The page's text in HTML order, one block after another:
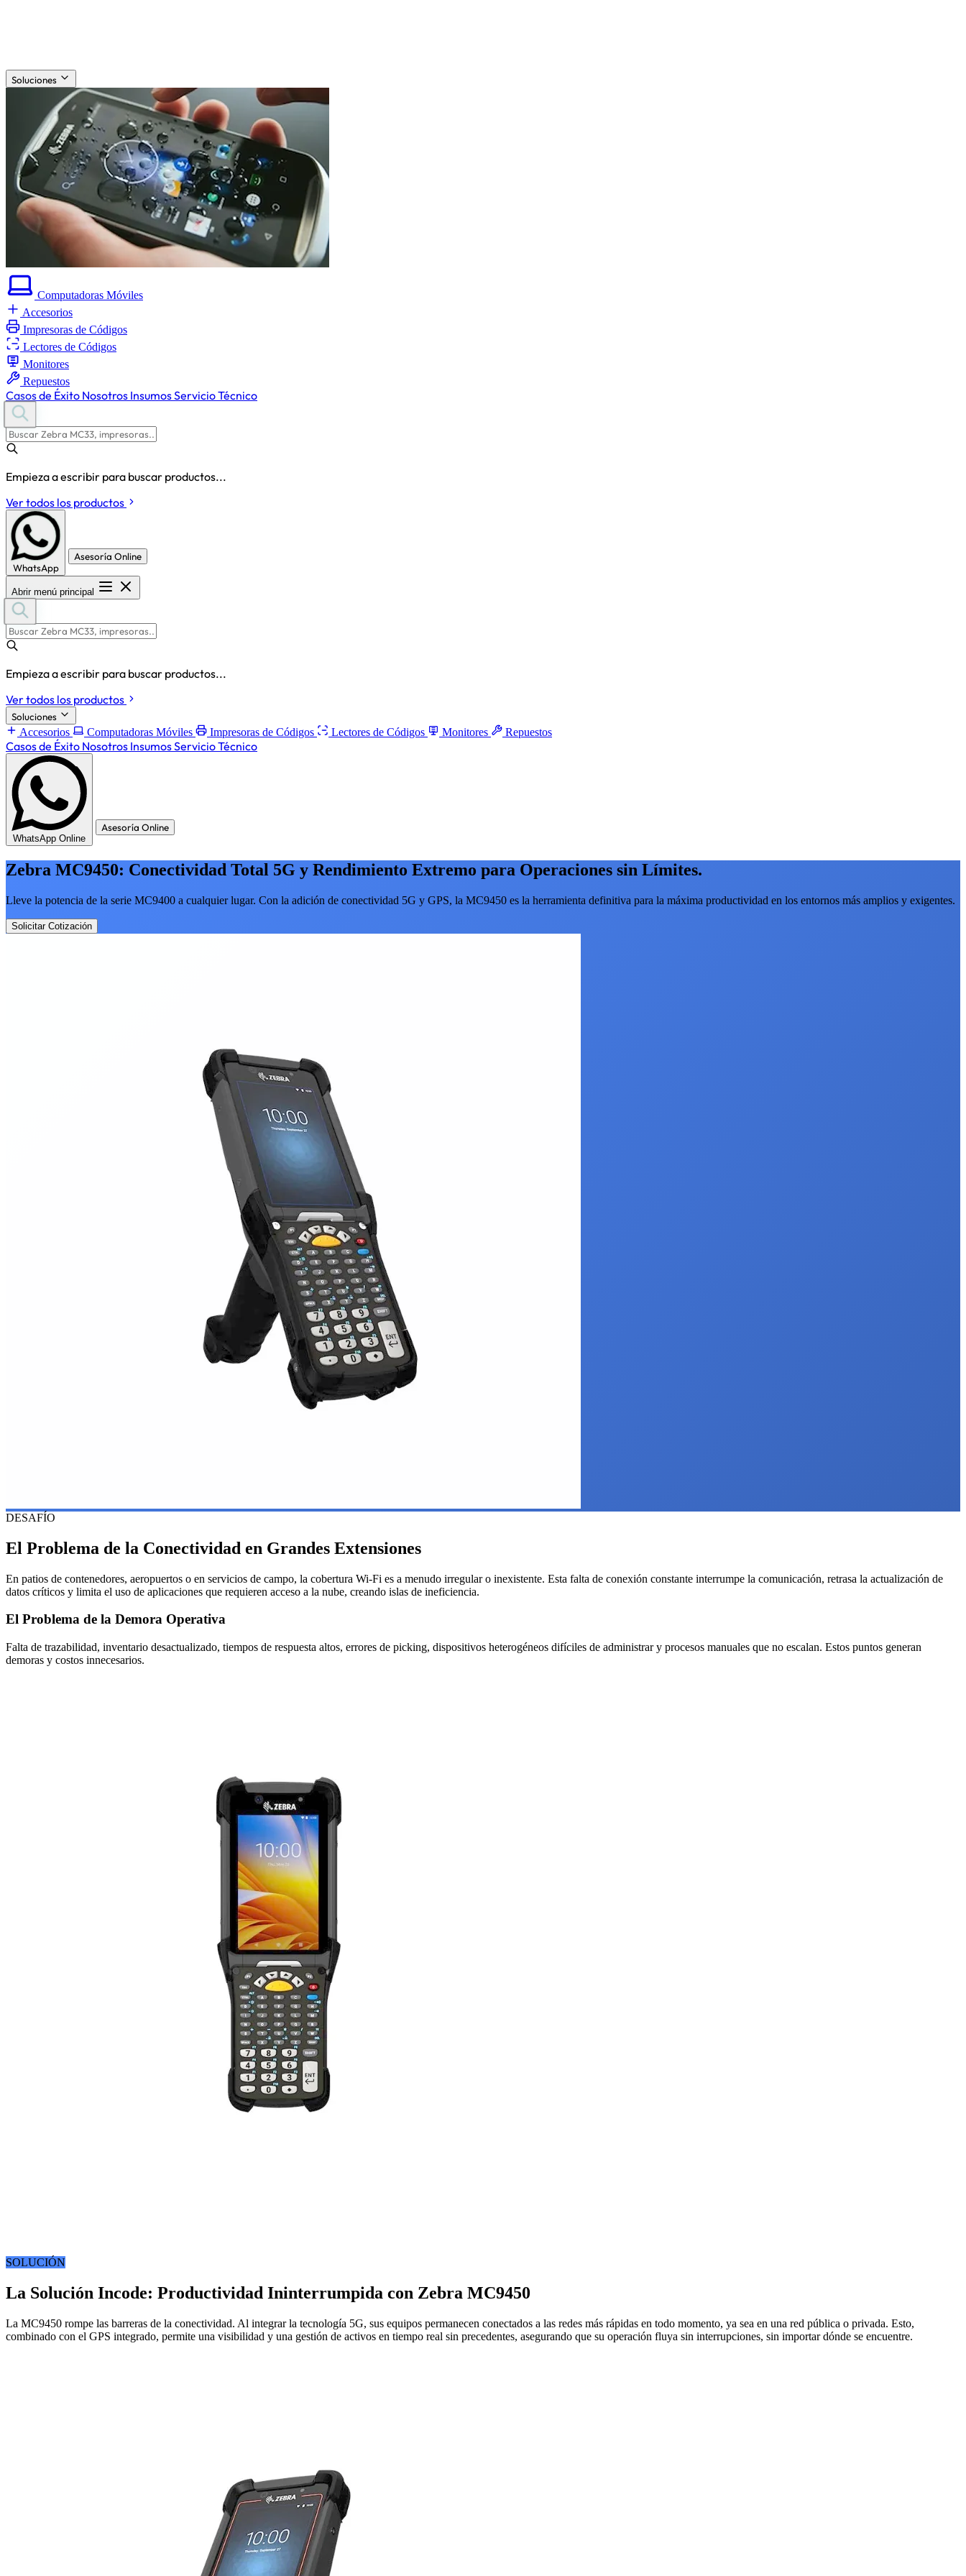
Soluciones
Computadoras Móviles
Accesorios
Impresoras de Códigos
Lectores de Códigos
Monitores
Repuestos
Casos de Éxito Nosotros InsumosServicio Técnico
Empieza a escribir para buscar productos...
Ver todos los productos
WhatsApp
Asesoría Online
Abrir menú principal
Empieza a escribir para buscar productos...
Ver todos los productos
Soluciones
Accesorios Computadoras Móviles Impresoras de Códigos Lectores de Códigos Monitores Repuestos
Casos de Éxito Nosotros InsumosServicio Técnico
WhatsApp Online
Asesoría Online
Zebra MC9450: Conectividad Total 5G y Rendimiento Extremo para Operaciones sin Límites.
Lleve la potencia de la serie MC9400 a cualquier lugar. Con la adición de conectividad 5G y GPS, la MC9450 es la herramienta definitiva para la máxima productividad en los entornos más amplios y exigentes.
Solicitar Cotización
DESAFÍO
El Problema de la Conectividad en Grandes Extensiones
En patios de contenedores, aeropuertos o en servicios de campo, la cobertura Wi-Fi es a menudo irregular o inexistente. Esta falta de conexión constante interrumpe la comunicación, retrasa la actualización de
datos críticos y limita el uso de aplicaciones que requieren acceso a la nube, creando islas de ineficiencia.
El Problema de la Demora Operativa
Falta de trazabilidad, inventario desactualizado, tiempos de respuesta altos, errores de picking, dispositivos heterogéneos difíciles de administrar y procesos manuales que no escalan. Estos puntos generan
demoras y costos innecesarios.
SOLUCIÓN
La Solución Incode: Productividad Ininterrumpida con Zebra MC9450
La MC9450 rompe las barreras de la conectividad. Al integrar la tecnología 5G, sus equipos permanecen conectados a las redes más rápidas en todo momento, ya sea en una red pública o privada. Esto,
combinado con el GPS integrado, permite una visibilidad y una gestión de activos en tiempo real sin precedentes, asegurando que su operación fluya sin interrupciones, sin importar dónde se encuentre.